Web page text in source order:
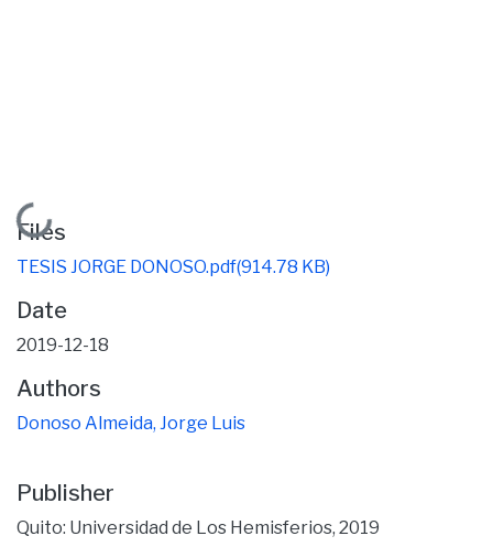
Loading...
Files
TESIS JORGE DONOSO.pdf(914.78 KB)
Date
2019-12-18
Authors
Donoso Almeida, Jorge Luis
Publisher
Quito: Universidad de Los Hemisferios, 2019